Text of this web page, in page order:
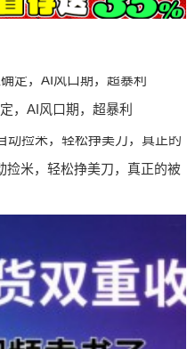
，AI风口期，超暴利
捡米，轻松挣美刀，真正的被